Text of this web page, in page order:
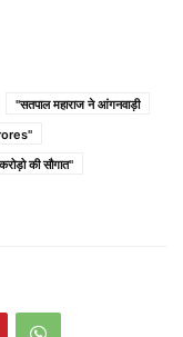
"सतपाल महाराज ने आंगनवाड़ी
की सौगात"